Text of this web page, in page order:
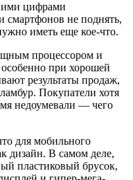
цифрами
смартфонов не поднять,
иметь еще кое-что.
процессором и
при хорошей
результаты продаж,
Покупатели хотя
недоумевали — чего
для мобильного
дизайн. В самом деле,
пластиковый брусок,